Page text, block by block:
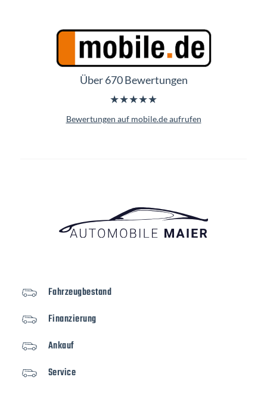
Über 670 Bewertungen
★★★★★
Bewertungen auf mobile.de aufrufen
Fahrzeugbestand
Finanzierung
Ankauf
Service